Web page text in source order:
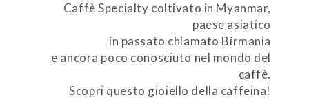
Caffè Specialty coltivato in Myanmar,
paese asiatico
in passato chiamato Birmania
e ancora poco conosciuto nel mondo del
caffè.
Scopri questo gioiello della caffeina!